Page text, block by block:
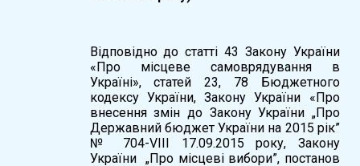
Відповідно до статті 43 Закону України
«Про місцеве самоврядування в
Україні», статей 23, 78 Бюджетного
кодексу України, Закону України «Про
внесення змін до Закону України „Про
Державний бюджет України на 2015 рік”
№ 704-VIII 17.09.2015 року, Закону
України „Про місцеві вибори”, постанов